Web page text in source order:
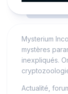
Mysterium
mystères
inexpliqués.
Actualité,